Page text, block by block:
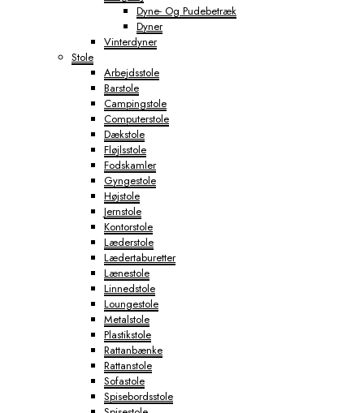
Dyne- Og Pudebetræk
Dyner
Vinterdyner
Stole
Arbejdsstole
Barstole
Campingstole
Computerstole
Dækstole
Fløjlsstole
Fodskamler
Gyngestole
Højstole
Jernstole
Kontorstole
Læderstole
Lædertaburetter
Lænestole
Linnedstole
Loungestole
Metalstole
Plastikstole
Rattanbænke
Rattanstole
Sofastole
Spisebordsstole